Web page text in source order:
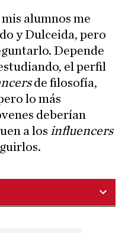
alumnos me
y Dulceida, pero
Depende
el perfil
de filosofía,
lo más
deberían
a los influencers